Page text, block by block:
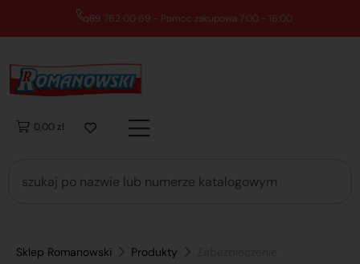
89 762 00 69 - Pomoc zakupowa 7:00 - 16:00
0,00 zł
Sklep Romanowski Produkty